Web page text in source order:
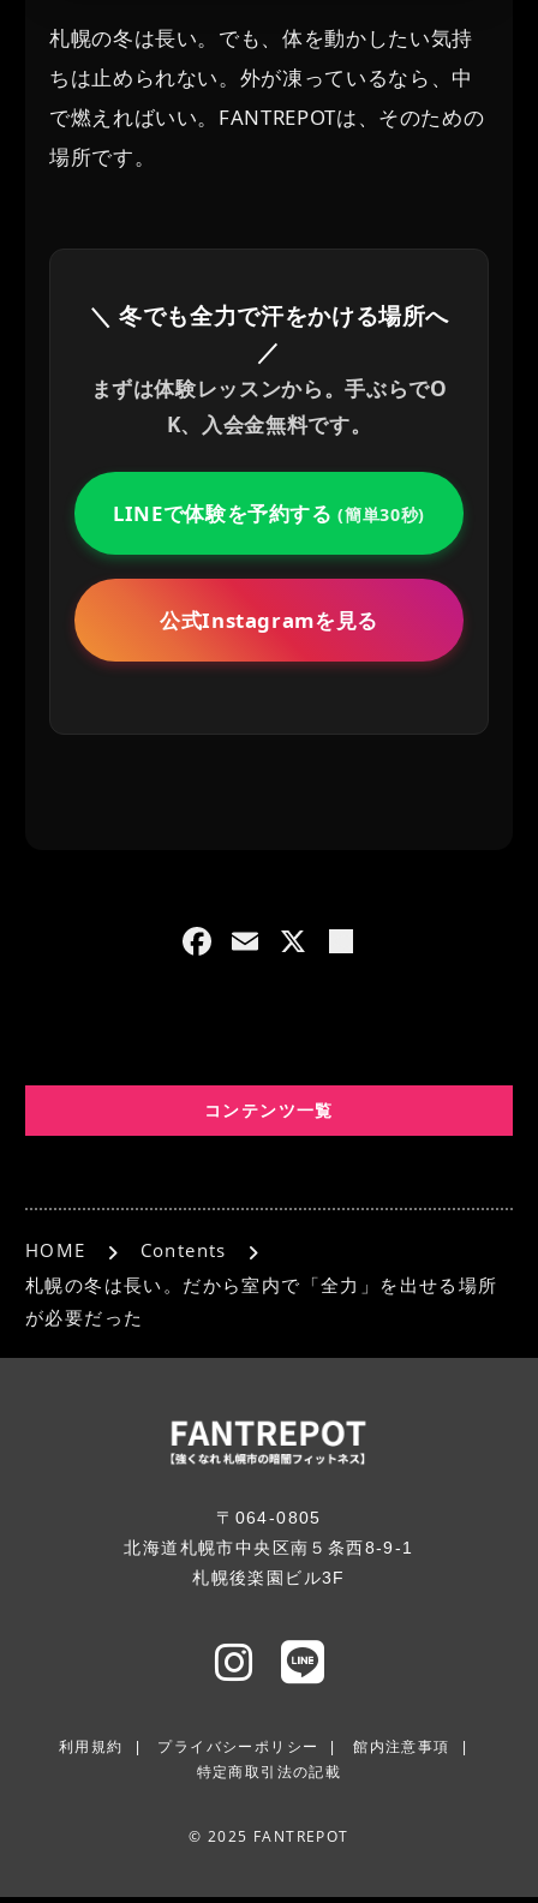
札幌の冬は長い。でも、体を動かしたい気持
ちは止められない。外が凍っているなら、中
で燃えればいい。FANTREPOTは、そのための
場所です。
＼ 冬でも全力で汗をかける場所へ
／
まずは体験レッスンから。手ぶらでO
K、入会金無料です。
LINEで体験を予約する(簡単30秒)
公式Instagramを見る
F
b
o
k
E X
コンテンツ一覧
HOME
Contents
札幌の冬は長い。だから室内で「全力」を出せる場所
が必要だった
〒064-0805
北海道札幌市中央区南５条西8-9-1
札幌後楽園ビル3F
利用規約 プライバシーポリシー
館内注意事項
特定商取引法の記載
© 2025 FANTREPOT